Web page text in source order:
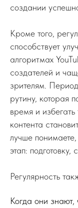
создании
Кроме того,
способствует
алгоритмах
создателей и
зрителям.
рутину, которая
время и
контента
лучше
этап:
Регулярность
Когда они знают,